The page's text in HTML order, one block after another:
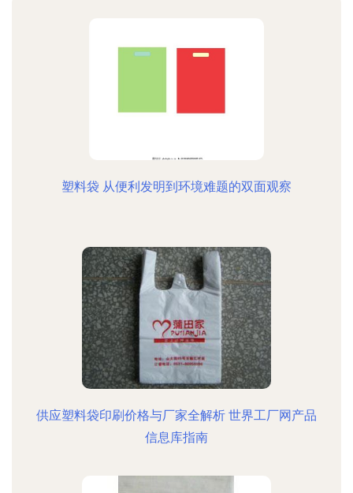
塑料袋 从便利发明到环境难题的双面观察
供应塑料袋印刷价格与厂家全解析 世界工厂网产品
信息库指南